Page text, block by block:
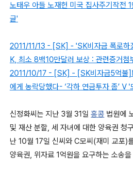
노태우 아들 노재헌 미국 집사주기작전 1
글'
2011/11/13 - [SK] - 'SK비자금 폭로하
K, 최소 8백10만달러 보상 : 관련증거첨
2011/10/17 - [SK] - [SK비자금5억불
에게 농락당했다- ‘각하 연금투자 좀’ V '
신정화씨는 지난 3월 31일 홍콩 법원에
및 재산 분할, 세 자녀에 대한 양육권 청
난 10월 17일 신씨와 C모씨(재미 교포)
양육권, 위자료 1억원을 요구하는 소송